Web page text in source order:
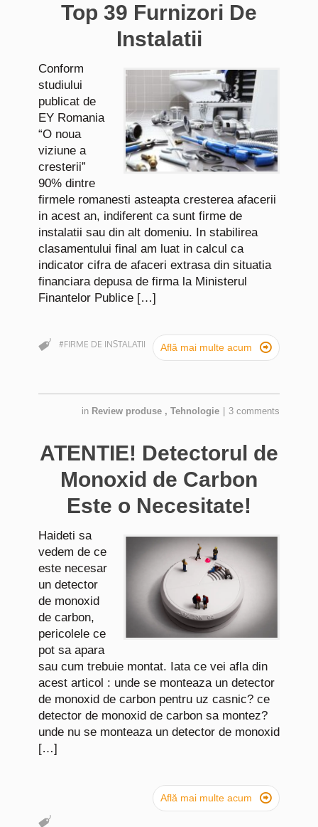
Top 39 Furnizori De
Instalatii
Conform
studiului
publicat de
EY Romania
“O noua
viziune a
cresterii”
90% dintre
firmele romanesti asteapta cresterea afacerii
in acest an, indiferent ca sunt firme de
instalatii sau din alt domeniu. In stabilirea
clasamentului final am luat in calcul ca
indicator cifra de afaceri extrasa din situatia
financiara depusa de firma la Ministerul
Finantelor Publice […]
Află mai multe acum 
#FIRME DE INSTALATII
in Review produse , Tehnologie 3 comments
ATENTIE! Detectorul de
Monoxid de Carbon
Este o Necesitate!
Haideti sa
vedem de ce
este necesar
un detector
de monoxid
de carbon,
pericolele ce
pot sa apara
sau cum trebuie montat. Iata ce vei afla din
acest articol : unde se monteaza un detector
de monoxid de carbon pentru uz casnic? ce
detector de monoxid de carbon sa montez?
unde nu se monteaza un detector de monoxid
[…]
Află mai multe acum 